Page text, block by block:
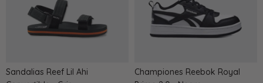
Sandalias Reef Lil Ahi
Championes Reebok Royal